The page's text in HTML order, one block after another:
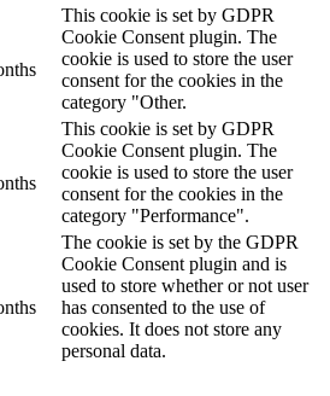
This cookie is set by GDPR
Cookie Consent plugin. The
cookie is used to store the user
consent for the cookies in the
category "Other.
This cookie is set by GDPR
Cookie Consent plugin. The
cookie is used to store the user
consent for the cookies in the
category "Performance".
The cookie is set by the GDPR
Cookie Consent plugin and is
used to store whether or not user
has consented to the use of
cookies. It does not store any
personal data.